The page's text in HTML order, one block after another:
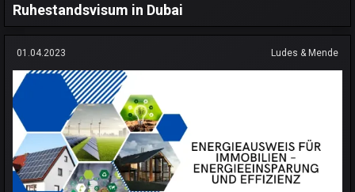
Ruhestandsvisum in Dubai
01.04.2023 Ludes & Mende